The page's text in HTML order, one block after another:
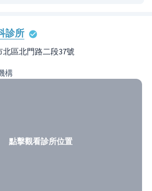
診所
北區北門路二段37號
構
點擊觀看診所位置